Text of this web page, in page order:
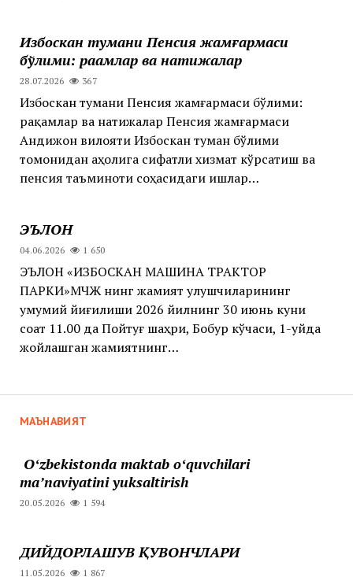
Избоскан тумани Пенсия жамғармаси
бўлими: рақамлар ва натижалар
28.07.2026 367
Избоскан тумани Пенсия жамғармаси бўлими:
рақамлар ва натижалар Пенсия жамғармаси
Андижон вилояти Избоскан туман бўлими
томонидан аҳолига сифатли хизмат кўрсатиш ва
пенсия таъминоти соҳасидаги ишлар…
ЭЪЛОН
04.06.2026 1 650
ЭЪЛОН «ИЗБОСКАН МАШИНА ТРАКТОР
ПАРКИ»МЧЖ нинг жамият улушчиларининг
умумий йиғилиши 2026 йилнинг 30 июнь куни
соат 11.00 да Пойтуғ шаҳри, Бобур кўчаси, 1-уйда
жойлашган жамиятнинг…
МАЪНАВИЯТ
Oʻzbekistonda maktab oʻquvchilari
maʼnaviyatini yuksaltirish
20.05.2026 1 594
ДИЙДОРЛАШУВ ҚУВОНЧЛАРИ
11.05.2026 1 867